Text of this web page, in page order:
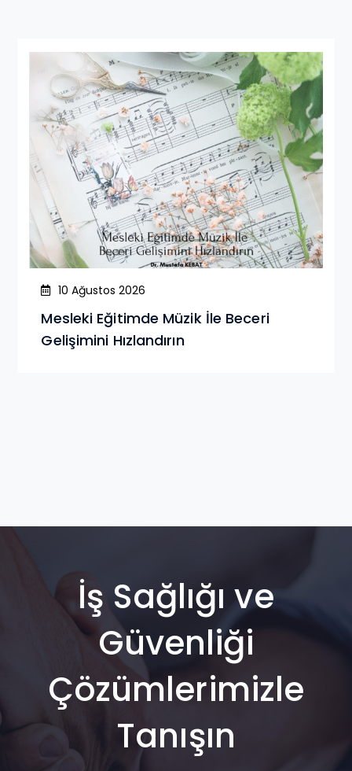
10 Ağustos 2026
Mesleki Eğitimde Müzik İle Beceri
Gelişimini Hızlandırın
İş Sağlığı ve
Güvenliği
Çözümlerimizle
Tanışın